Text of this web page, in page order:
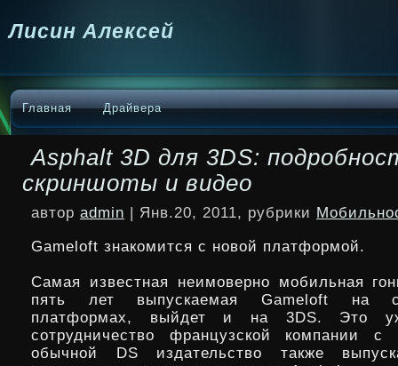
Лисин Алексей
Главная Драйвера
Asphalt 3D для 3DS:
скриншоты и видео
автор admin | Янв.20, 2011, рубрики
Gameloft знакомится с новой платформой.
Самая известная неимоверно мобильная
пять лет выпускаемая Gameloft на
платформах, выйдет и на 3DS. Это
сотрудничество французской компании
обычной DS издательство также